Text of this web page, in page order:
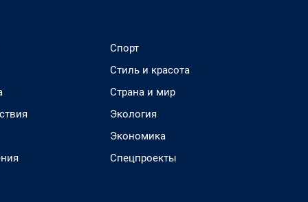
Спорт
Стиль и красота
Страна и мир
Экология
Экономика
Спецпроекты